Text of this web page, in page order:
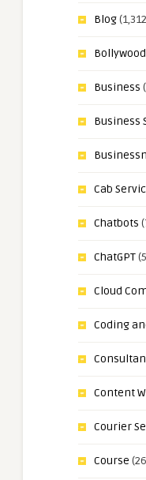
Blog
Bollywood
Business
Business
Cab
Chatbots
ChatGPT
Cloud
Coding
Content
Courier
Course